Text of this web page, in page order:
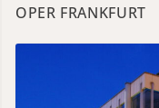
OPER FRANKFURT